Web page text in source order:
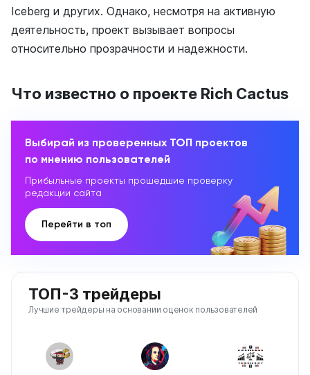
Iceberg и других. Однако, несмотря на активную
деятельность, проект вызывает вопросы
относительно прозрачности и надежности.
Что известно о проекте Rich Cactus
Выбирай из проверенных ТОП проектов
по мнению пользователей
Прибыльные проекты прошедшие проверку
редакции сайта
Перейти в топ
ТОП-3 трейдеры
Лучшие трейдеры на основании оценок пользователей